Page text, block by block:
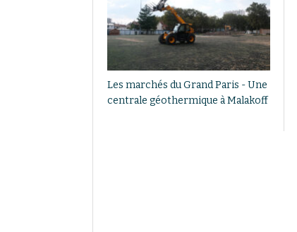
Les marchés du Grand Paris - Une
centrale géothermique à Malakoff